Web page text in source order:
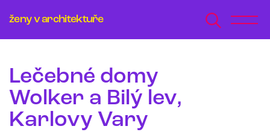
ženy v architektuře
Lečebné domy
Wolker a Bilý lev,
Karlovy Vary